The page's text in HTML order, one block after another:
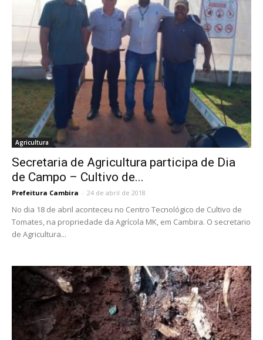
Agricultura
Secretaria de Agricultura participa de Dia
de Campo – Cultivo de...
Prefeitura Cambira - 24 de abril de 2018
No dia 18 de abril aconteceu no Centro Tecnológico de Cultivo de
Tomates, na propriedade da Agrícola MK, em Cambira. O secretario
de Agricultura...